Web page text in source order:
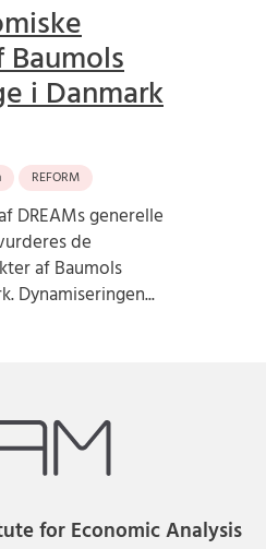
i Danmark
REFORM
DREAMs generelle
de
af Baumols
Dynamiseringen...
for Economic Analysis